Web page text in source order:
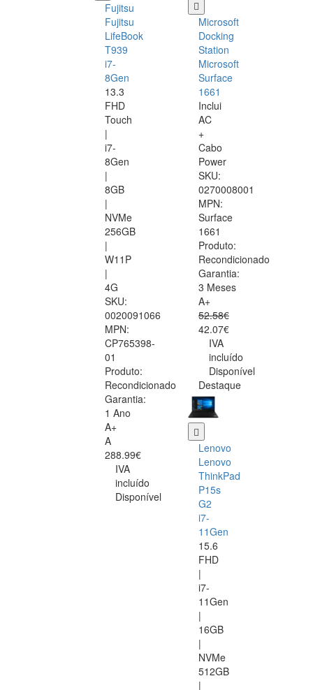
Fujitsu
Fujitsu
LifeBook
T939
i7-
8Gen
13.3
FHD
Touch
|
i7-
8Gen
|
8GB
|
NVMe
256GB
|
W11P
|
4G
SKU:
0020091066
MPN:
CP765398-
01
Produto:
Recondicionado
Garantia:
1 Ano
A+
A
288.99€
IVA
incluído
Disponível
Microsoft
Docking
Station
Microsoft
Surface
1661
Inclui
AC
+
Cabo
Power
SKU:
0270008001
MPN:
Surface
1661
Produto:
Recondicionado
Garantia:
3 Meses
A+
52.58€
42.07€
IVA
incluído
Disponível
Destaque
Lenovo
Lenovo
ThinkPad
P15s
G2
i7-
11Gen
15.6
FHD
|
i7-
11Gen
|
16GB
|
NVMe
512GB
|